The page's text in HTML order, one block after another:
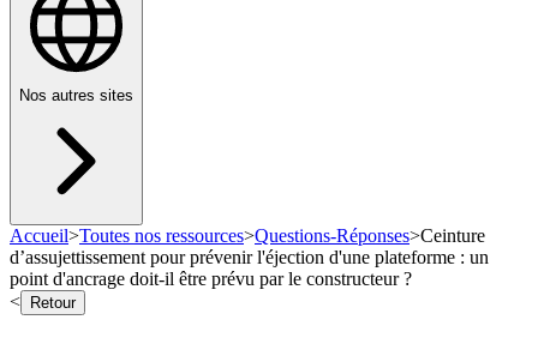
Nos autres sites
Accueil>Toutes nos ressources>Questions-Réponses>Ceinture
d’assujettissement pour prévenir l'éjection d'une plateforme : un
point d'ancrage doit-il être prévu par le constructeur ?
<
Retour